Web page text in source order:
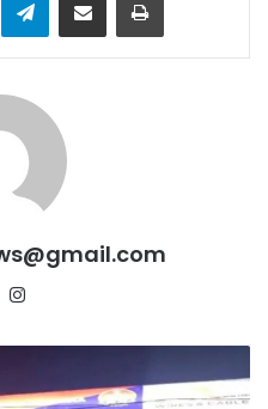
Website